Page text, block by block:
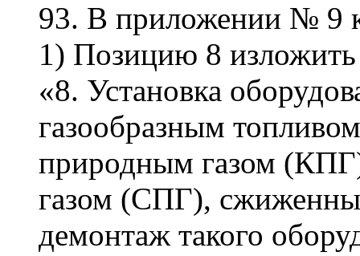
93. В приложении № 9 к
1) Позицию 8
«8. Установка
газообразным
природным газом
газом (СПГ),
демонтаж такого